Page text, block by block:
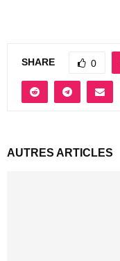
SHARE 0
AUTRES ARTICLES